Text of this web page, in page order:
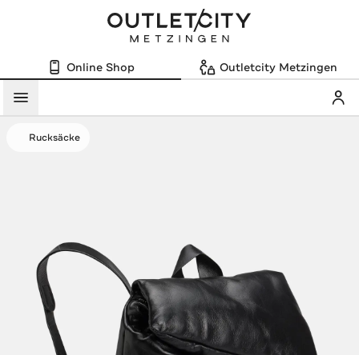
Online Shop Outletcity Metzingen
Menü
Rucksäcke